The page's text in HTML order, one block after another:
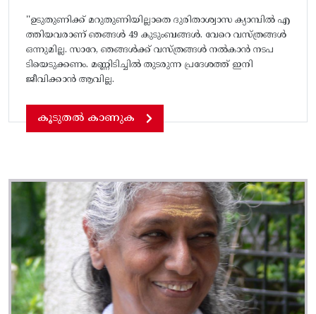
''ഉടുതുണിക്ക് മറുതുണിയില്ലാതെ ദുരിതാശ്വാസ ക്യാമ്പിൽ എ
ത്തിയവരാണ് ഞങ്ങൾ 49 കുടുംബങ്ങൾ. വേറെ വസ്ത്രങ്ങൾ
ഒന്നുമില്ല. സാറേ, ഞങ്ങൾക്ക് വസ്ത്രങ്ങൾ നൽകാൻ നടപ
ടിയെടുക്കണം. മണ്ണിടിച്ചിൽ തുടരുന്ന പ്രദേശത്ത് ഇനി
ജീവിക്കാൻ ആവില്ല.
കൂടുതൽ കാണുക